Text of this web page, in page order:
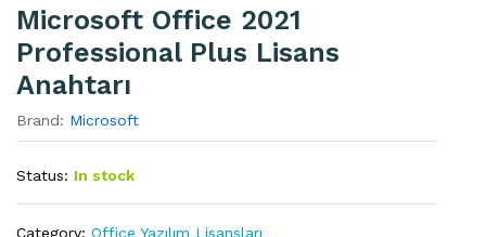
Microsoft Office 2021
Professional Plus Lisans
Anahtarı
Brand: Microsoft
Status: In stock
Category: Office Yazılım Lisansları